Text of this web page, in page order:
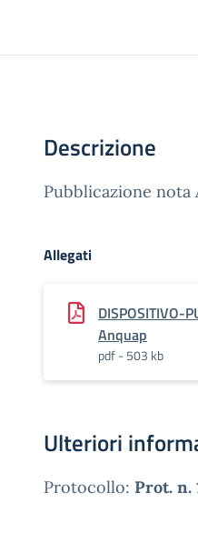
Descrizione
Pubblicazione nota
Allegati
DISPOSITIVO-
Anquap
pdf - 503 kb
Ulteriori
Protocollo: Prot. n.